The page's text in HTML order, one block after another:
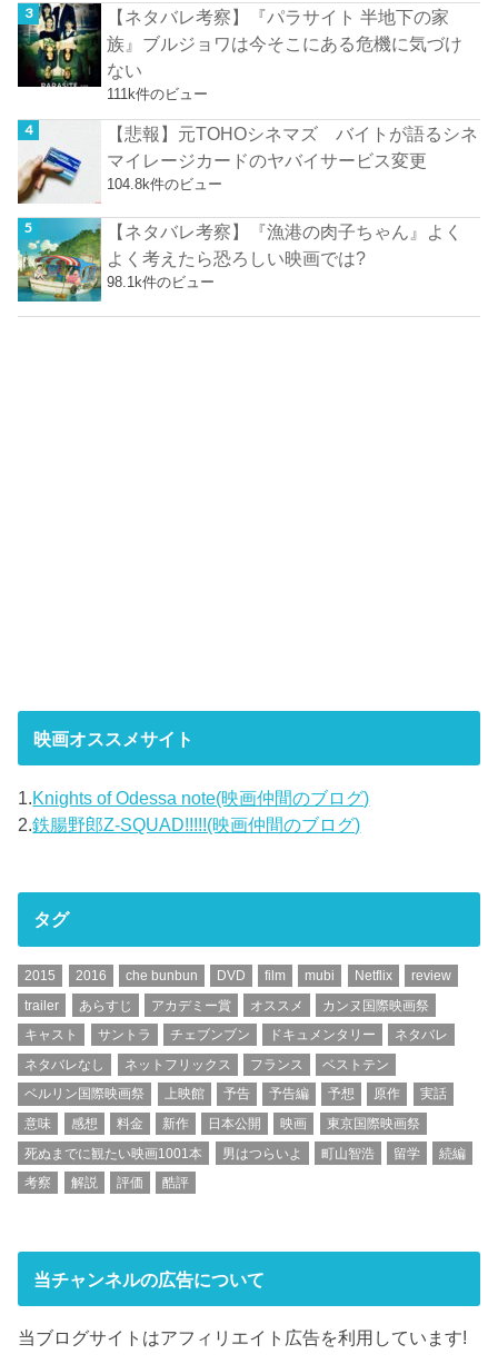
【ネタバレ考察】『パラサイト 半地下の家
族』ブルジョワは今そこにある危機に気づけ
ない
111k件のビュー
【悲報】元TOHOシネマズ バイトが語るシネ
マイレージカードのヤバイサービス変更
104.8k件のビュー
【ネタバレ考察】『漁港の肉子ちゃん』よく
よく考えたら恐ろしい映画では?
98.1k件のビュー
映画オススメサイト
1. Knights of Odessa note(映画仲間のブログ)
2.鉄腸野郎Z-SQUAD!!!!!(映画仲間のブログ)
タグ
2015 2016 che bunbun DVD film mubi Netflix
review
trailer
あらすじ アカデミー賞 オススメ
カンヌ国際映画祭
キャスト
サントラ チェブンブン ドキュメンタリー
ネタバレ
ネタバレなし
ネットフリックス フランス
ベストテン
ベルリン国際映画祭
上映館 予告 予告編 予想 原作
実話
意味
感想 料金 新作 日本公開 映画
東京国際映画祭
死ぬまでに観たい映画1001本
男はつらいよ 町山智浩 留学
続編
考察
解説 評価 酷評
当チャンネルの広告について
当ブログサイトはアフィリエイト広告を利用しています!